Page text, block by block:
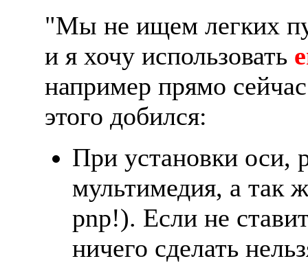
"Мы не ищем легких
и я хочу использовать
например прямо
этого добился:
При установки оси,
мультимедия, а так
pnp!). Если не
ничего сделать